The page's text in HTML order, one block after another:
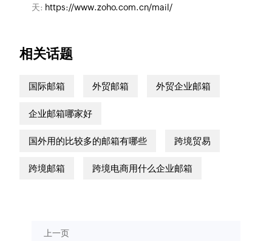
天: https://www.zoho.com.cn/mail/
相关话题
国际邮箱 外贸邮箱 外贸企业邮箱
企业邮箱哪家好
国外用的比较多的邮箱有哪些 跨境贸易
跨境邮箱 跨境电商用什么企业邮箱
上一页